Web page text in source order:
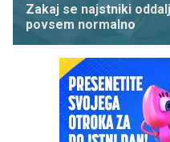
Zakaj se najstniki
povsem normalno